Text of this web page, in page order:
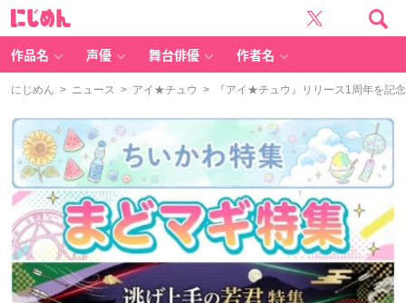
作品名 声優 舞台俳優 作者名
にじめん > ニュース > アイ★チュウ > 『アイ★チュウ』リリース1周年を記